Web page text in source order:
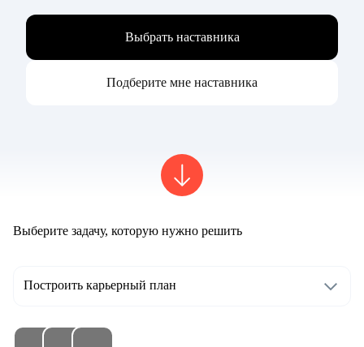
Выбрать наставника
Подберите мне наставника
Выберите задачу, которую нужно решить
Построить карьерный план